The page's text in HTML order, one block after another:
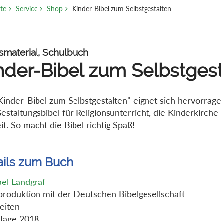
Service Shop Kinder-Bibel zum Selbstgestalten
Schulbuch
Bibel zum
Bibel zum Selbstgestalten" eignet sich
für Religionsunterricht, die
So macht die Bibel richtig Spaß!
zum Buch
Landgraf
mit der Deutschen Bibelgesellschaft
2018